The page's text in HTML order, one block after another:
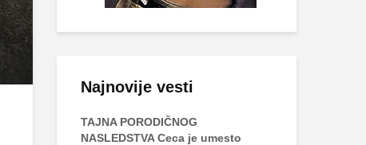
Najnovije vesti
TAJNA PORODIČNOG
NASLEDSTVA Ceca je umesto